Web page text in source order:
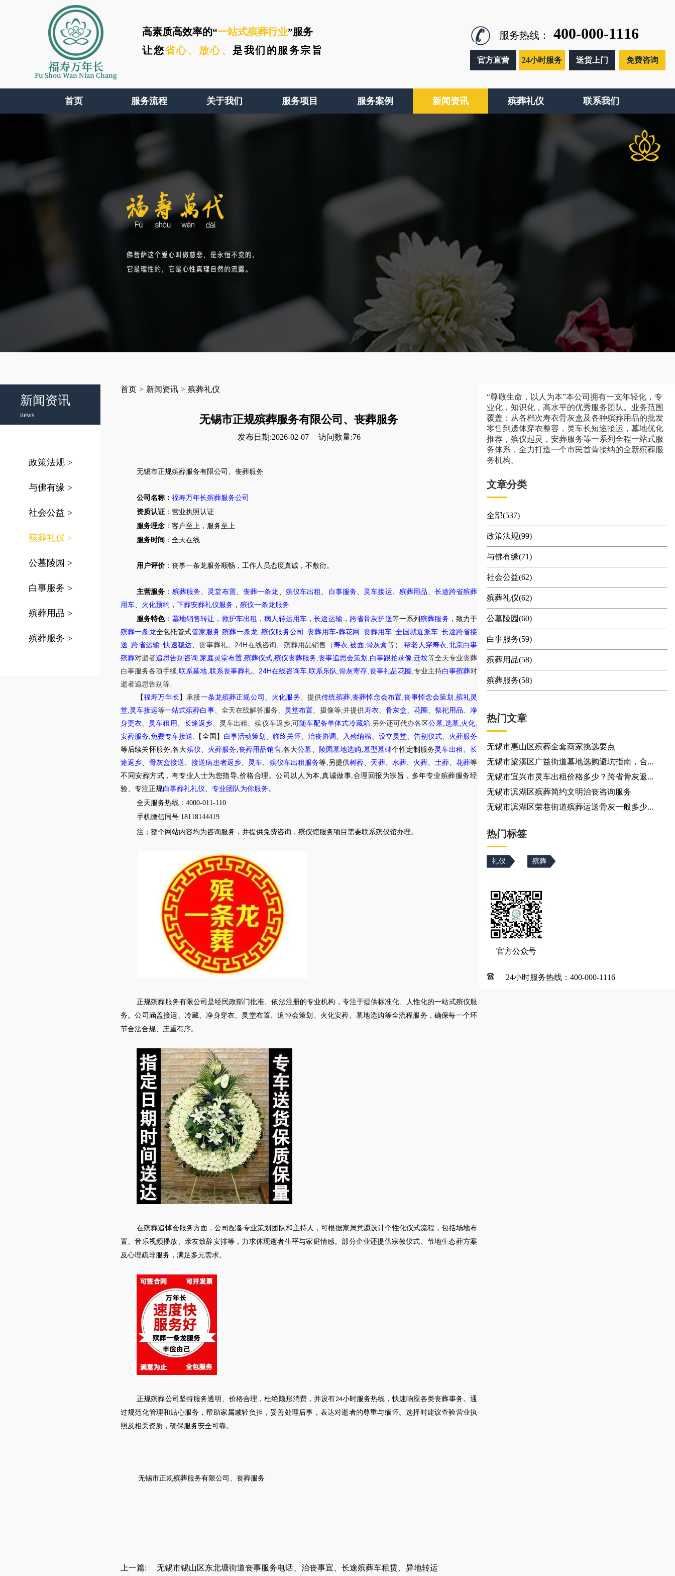
福寿万年长
Fu Shou Wan Nian Chang
高素质高效率的“一站式殡葬行业”服务
让您省心、 放心、 是我们的服务宗旨
服务热线： 400-000-1116
官方直营 24小时服务 送货上门 免费咨询
首页 服务流程 关于我们 服务项目 服务案例 新闻资讯 殡葬礼仪 联系我们
新闻资讯
news
政策法规 >
与佛有缘 >
社会公益 >
殡葬礼仪 >
公墓陵园 >
白事服务 >
殡葬用品 >
殡葬服务 >
首页 > 新闻资讯 > 殡葬礼仪
无锡市正规殡葬服务有限公司、丧葬服务
发布日期:2026-02-07 访问数量:76
无锡市正规殡葬服务有限公司、 丧葬服务
公司名称： 福寿万年长殡葬服务公司
资质认证 ：营业执照认证
服务理念 ：客户至上，服务至上
服务时间 ：全天在线
用户评价：丧事一条龙服务顺畅， 工作人员态度真诚，不敷衍。
主营服务 ： 殡葬服务 灵堂布置、 丧葬一条龙 殡仪车出租 白事服务 灵车接运 殡葬用品
长途跨省殡葬
用车
火化预约 ， 下葬安葬礼仪服务 ， 殡仪一条龙服务
服务特色： 墓地销售转让 ， 救护车出租 ，病人转运用车 ，长途运输， 跨省骨灰护送等一系列殡葬服务 ，致力于
殡葬一条龙全包托管式管家服务 .殡葬一条龙 _殡仪服务公司 _丧葬用车-葬花网 丧葬用车 _全国就近派车 _长途跨省接
送 _跨省运输 _快速稳达 、丧事葬礼 24H在线咨询 殡葬用品销售 （寿衣 ,被面, 骨灰盒等） ,帮老人穿寿衣 北京白事
殡葬对逝者追思告别咨询 家庭灵堂布置 殡葬仪式 殡仪丧葬服务 丧事追思会策划 白事跟拍录像 迁坟等全天专业丧葬
白事服务各项手续 ,联系墓地 联系丧事葬礼、 24H在线咨询车 ,联系乐队 ,骨灰寄存 丧事礼品花圈 专业主持白事殡葬对
逝者追思告别等
【福寿万年长 】承接一条龙殡葬正规公司 火化服务 、提供传统殡葬, 丧葬悼念会布置 ,丧事悼念会策划 殡礼灵
堂 灵车接运等一站式殡葬白事、 全天在线解答服务 灵堂布置 、摄像等;并提供寿衣、 骨灰盒 花圈 祭祀用品 、净
身更衣
灵车租用 长途返乡 灵车出租 、殡仪车返乡, 可 随车配备单体式冷藏箱. 另外还可代办各区公墓, 选墓, 火化
安葬服务 .免费专车接送 【全国】 白事活动策划 临终关怀 、治丧协调 入殓纳棺、 设立灵堂、 告别仪式
火葬服务
等后续关怀服务,各大殡仪 火葬服务 丧葬用品销售 ,各大公墓 陵园墓地选购 墓型墓碑个性定制服务 灵车出租 、长
途返乡
骨灰盒接送 、接送病患者返乡 灵车 殡仪车出租服务等,另提供树葬 天葬、 水葬 火葬 土葬、 花葬等
不同安葬方式，有专业人士为您指导,价格合理。公司以人为本,真诚做事,合理回报为宗旨，多年专业殡葬服务经
验、专注正规白事葬礼礼仪 专业团队为你服务 。
全天服务热线：4000-011-110
手机微信同号:18118144419
注；整个网站内容均为咨询服务，并提供免费咨询，殡仪馆服务项目需要联系殡仪馆办理。
正规殡葬服务有限公司是经民政部门批准、依法注册的专业机构，专注于提供标准化、人性化的一站式殡仪服
务。公司涵盖接运、冷藏、净身穿衣、灵堂布置、追悼会策划、火化安葬、墓地选购等全流程服务，确保每一个环
节合法合规、庄重有序。
在殡葬追悼会服务方面，公司配备专业策划团队和主持人，可根据家属意愿设计个性化仪式流程，包括场地布
置、音乐视频播放、亲友致辞安排等，力求体现逝者生平与家庭情感。部分企业还提供宗教仪式、节地生态葬方案
及心理疏导服务，满足多元需求。
正规殡葬公司坚持服务透明、价格合理，杜绝隐形消费，并设有24小时服务热线，快速响应各类丧葬事务。通
过规范化管理和贴心服务，帮助家属减轻负担，妥善处理后事，表达对逝者的尊重与缅怀。选择时建议查验营业执
照及相关资质，确保服务安全可靠。
无锡市正规殡葬服务有限公司 丧葬服务
上一篇: 无锡市锡山区东北塘街道丧事服务电话、治丧事宜、长途殡葬车租赁、异地转运
“尊敬生命，以人为本”本公司拥有一支年轻化，专
业化，知识化，高水平的优秀服务团队。业务范围
覆盖：从各档次寿衣骨灰盒及各种殡葬用品的批发
零售到遗体穿衣整容，灵车长短途接运，墓地优化
推荐，殡仪起灵，安葬服务等一系列全程一站式服
务体系，全力打造一个市民首肯接纳的全新殡葬服
务机构。
文章分类
全部(537)
政策法规(99)
与佛有缘(71)
社会公益(62)
殡葬礼仪(62)
公墓陵园(60)
白事服务(59)
殡葬用品(58)
殡葬服务(58)
热门文章
无锡市惠山区殡葬全套商家挑选要点
无锡市梁溪区广益街道墓地选购避坑指南，合...
无锡市宜兴市灵车出租价格多少？跨省骨灰返...
无锡市滨湖区殡葬简约文明治丧咨询服务
无锡市滨湖区荣巷街道殡葬运送骨灰一般多少...
热门标签
礼仪 殡葬
官方公众号
24小时服务热线：400-000-1116